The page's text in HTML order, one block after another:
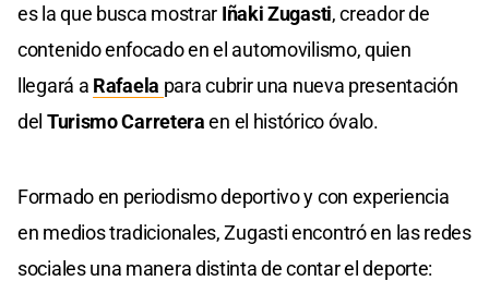
es la que busca mostrar Iñaki Zugasti, creador de
contenido enfocado en el automovilismo, quien
llegará a Rafaela para cubrir una nueva presentación
del Turismo Carreteraen el histórico óvalo.
Formado en periodismo deportivo y con experiencia
en medios tradicionales, Zugasti encontró en las redes
sociales una manera distinta de contar el deporte: